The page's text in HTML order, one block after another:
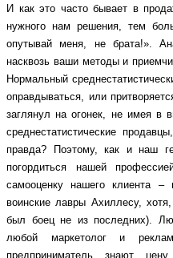
И как это часто бывает в
нужного нам решения, тем
опутывай меня, не брата!».
насквозь ваши методы и
Нормальный
оправдываться, или
заглянул на огонек, не имея в
среднестатистические
правда? Поэтому, как и наш
погордиться нашей
самооценку нашего клиента
воинские лавры Ахиллесу,
был боец не из последних).
любой маркетолог и
предприниматель знают